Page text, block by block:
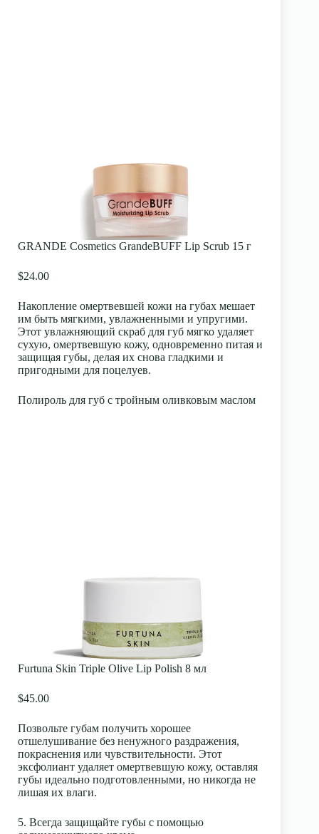
GRANDE Cosmetics GrandeBUFF Lip Scrub 15 г
$24.00
Накопление омертвевшей кожи на губах мешает
им быть мягкими, увлажненными и упругими.
Этот увлажняющий скраб для губ мягко удаляет
сухую, омертвевшую кожу, одновременно питая и
защищая губы, делая их снова гладкими и
пригодными для поцелуев.
Полироль для губ с тройным оливковым маслом
Furtuna Skin Triple Olive Lip Polish 8 мл
$45.00
Позвольте губам получить хорошее
отшелушивание без ненужного раздражения,
покраснения или чувствительности. Этот
эксфолиант удаляет омертвевшую кожу, оставляя
губы идеально подготовленными, но никогда не
лишая их влаги.
5. Всегда защищайте губы с помощью